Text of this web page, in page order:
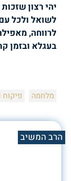
יהי רצון
לשואל ולכל
לרווחה,
בעגלא ובזמן
מלחמה
הרב המשיב